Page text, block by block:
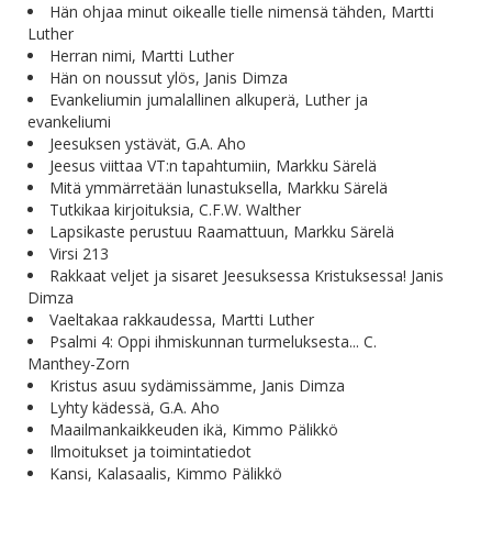
Hän ohjaa minut oikealle tielle nimensä tähden, Martti
Luther
Herran nimi, Martti Luther
Hän on noussut ylös, Janis Dimza
Evankeliumin jumalallinen alkuperä, Luther ja
evankeliumi
Jeesuksen ystävät, G.A. Aho
Jeesus viittaa VT:n tapahtumiin, Markku Särelä
Mitä ymmärretään lunastuksella, Markku Särelä
Tutkikaa kirjoituksia, C.F.W. Walther
Lapsikaste perustuu Raamattuun, Markku Särelä
Virsi 213
Rakkaat veljet ja sisaret Jeesuksessa Kristuksessa! Janis
Dimza
Vaeltakaa rakkaudessa, Martti Luther
Psalmi 4: Oppi ihmiskunnan turmeluksesta... C.
Manthey-Zorn
Kristus asuu sydämissämme, Janis Dimza
Lyhty kädessä, G.A. Aho
Maailmankaikkeuden ikä, Kimmo Pälikkö
Ilmoitukset ja toimintatiedot
Kansi, Kalasaalis, Kimmo Pälikkö